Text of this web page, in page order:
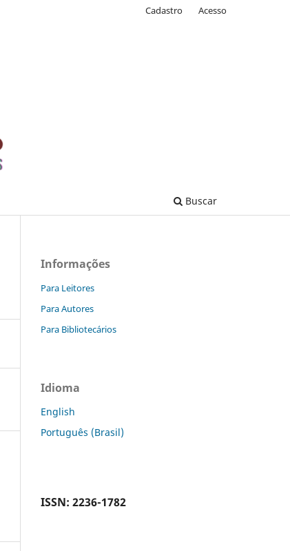
Buscar
Cadastro Acesso
Informações
Para Leitores
Para Autores
Para Bibliotecários
Idioma
English
Português (Brasil)
ISSN: 2236-1782